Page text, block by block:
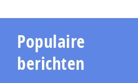
Populaire
berichten